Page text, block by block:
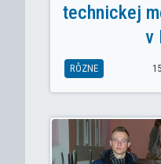
technickej
v
RÔZNE